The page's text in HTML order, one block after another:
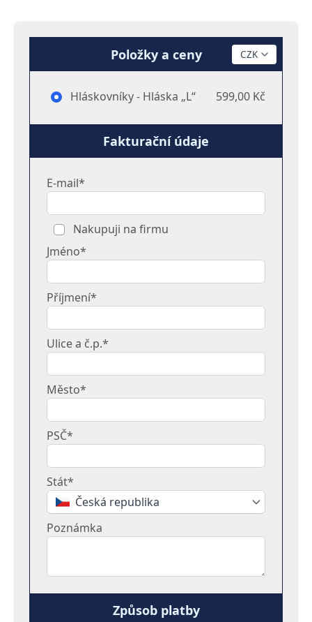
Položky a ceny
Hláskovníky - Hláska „L“ 599,00 Kč
Fakturační údaje
E-mail*
Nakupuji na firmu
Jméno*
Příjmení*
Ulice a č.p.*
Město*
PSČ*
Stát*
Česká republika
Poznámka
Způsob platby